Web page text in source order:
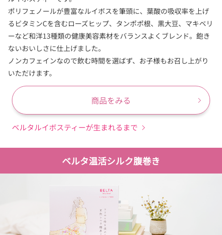
ポリフェノールが豊富なルイボスを筆頭に、葉酸の吸収率を上げ
るビタミンCを含むローズヒップ、タンポポ根、黒大豆、マキベリ
ーなど和洋13種類の健康美容素材をバランスよくブレンド。飽き
ないおいしさに仕上げました。
ノンカフェインなので飲む時間を選ばず、お子様もお召し上がり
いただけます。
商品をみる
ベルタルイボスティーが生まれるまで
ベルタ温活シルク腹巻き